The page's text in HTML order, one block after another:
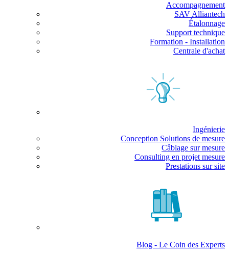
Accompagnement
SAV Alliantech
Étalonnage
Support technique
Formation - Installation
Centrale d'achat
Ingénierie
Conception Solutions de mesure
Câblage sur mesure
Consulting en projet mesure
Prestations sur site
Blog - Le Coin des Experts